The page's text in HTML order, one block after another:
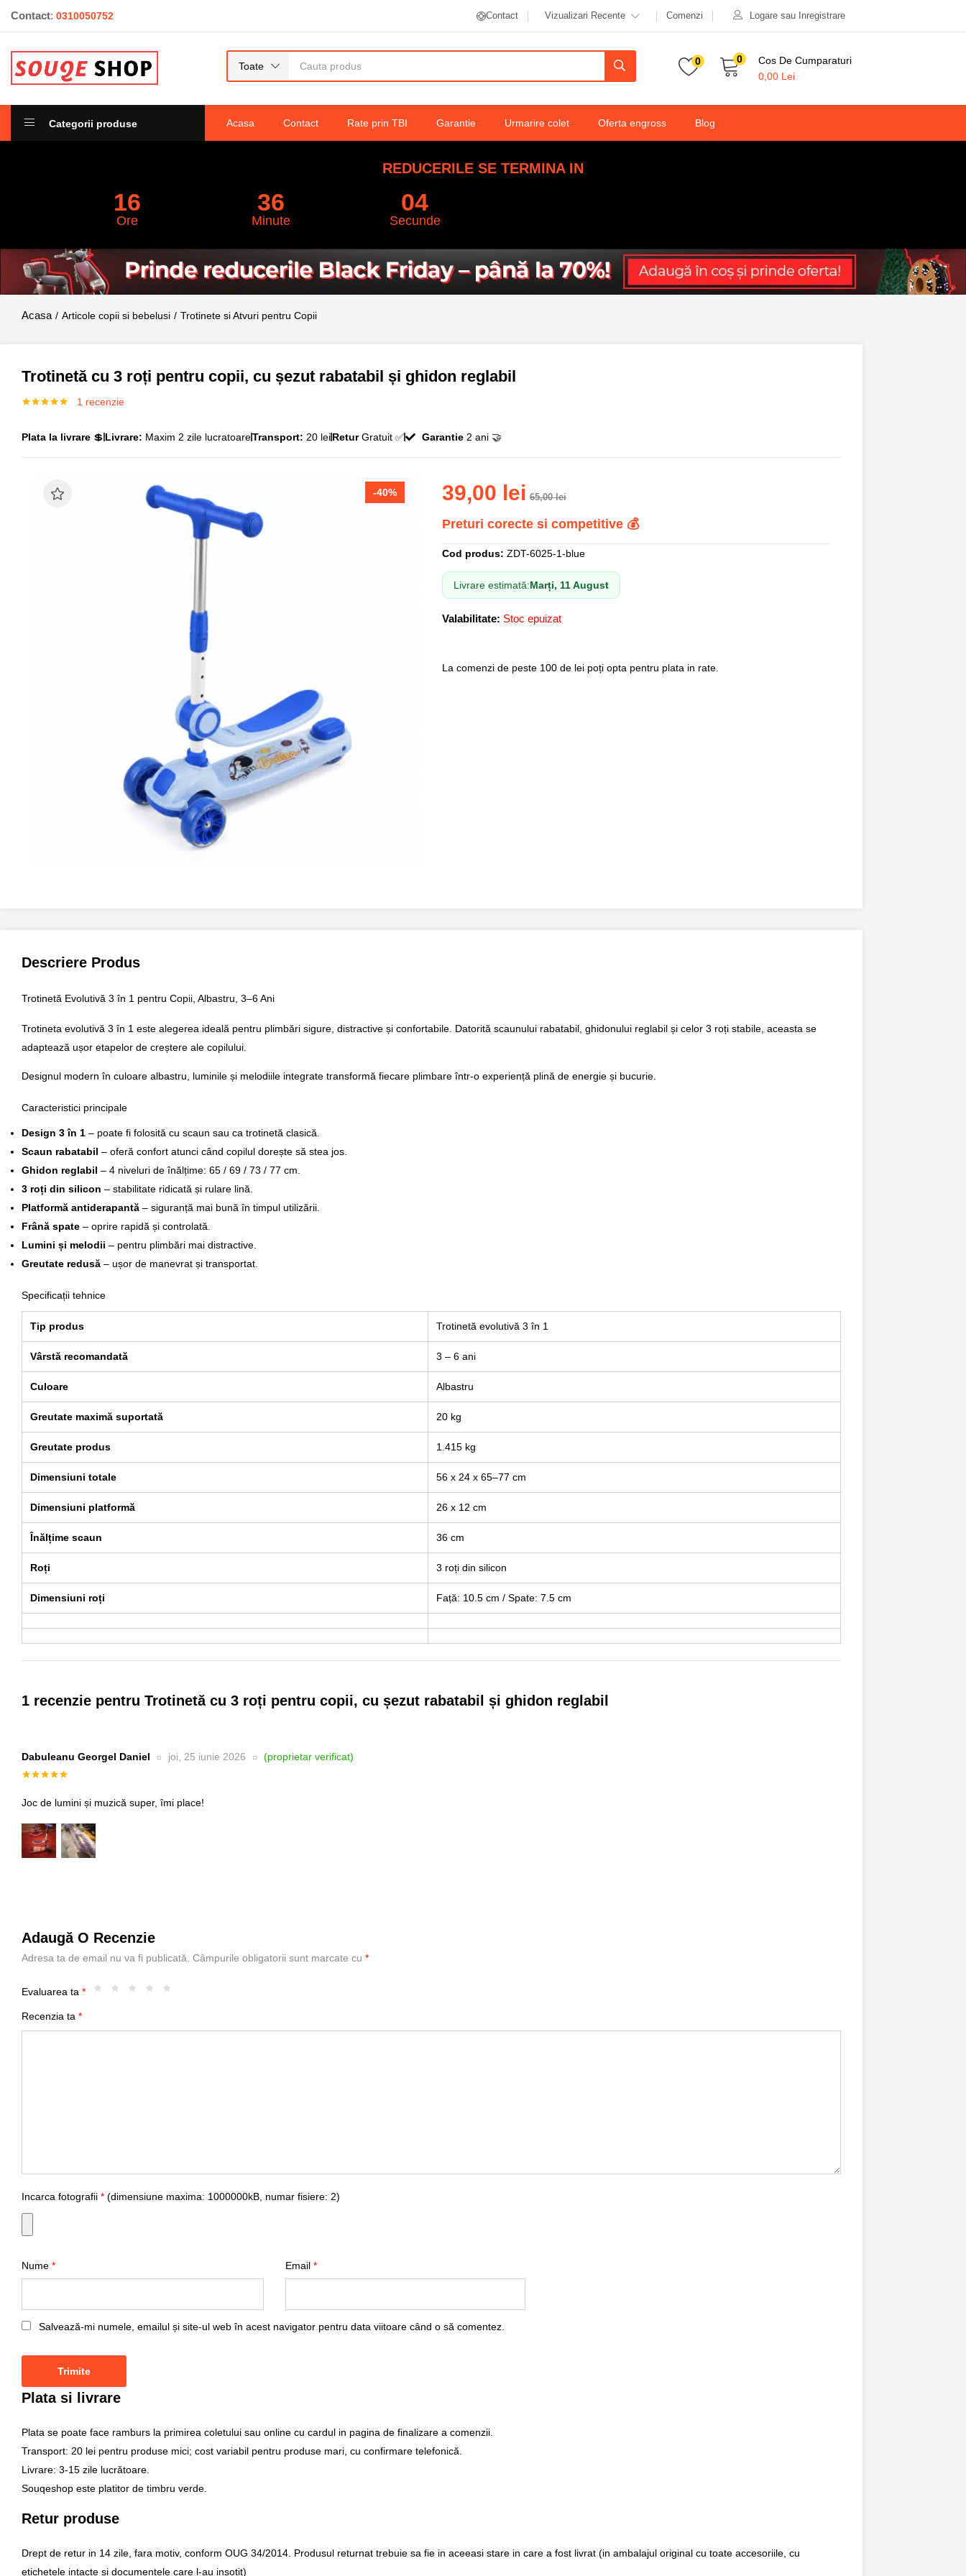
Contact: 0310050752 Contact Vizualizari Recente Comenzi Logare sau Inregistrare
Toate 0 0
Cos De Cumparaturi
0,00 Lei
Categorii produse Acasa Contact Rate prin TBI Garantie Urmarire colet Oferta engross Blog
REDUCERILE SE TERMINA IN
16
Ore
36
Minute
03
Secunde
Trotinetă cu 3 roți pentru copii, cu șezut rabatabil și ghidon reglabil
Evaluat la
5.00din 5
pe baza unei
singure
39,00
Valabilitate:Stoc epuizat
Articole copii si bebelusi Trotinete si Atvuri pentru Copii
Trotinetă cu 3 roți pentru copii, cu șezut rabatabil și ghidon reglabil
pe baza unei
1 recenzie
Plata la livrare 💲 Livrare: Maxim 2 zile lucratoareTransport: 20 leiReturGratuit ✅ Garantie2 ani 🤝
-40% 39,00 lei 65,00lei
Preturi corecte si competitive 💰
Cod produs: ZDT-6025-1-blue
Livrare estimată:Marți, 11 August
Valabilitate: Stoc epuizat
La comenzi de peste 100 de lei poți opta pentru plata in rate.
Descriere Produs
Trotinetă Evolutivă 3 în 1 pentru Copii, Albastru, 3–6 Ani
Trotineta evolutivă 3 în 1 este alegerea ideală pentru plimbări sigure, distractive și confortabile. Datorită scaunului rabatabil, ghidonului reglabil și celor 3 roți stabile, aceasta se
adaptează ușor etapelor de creștere ale copilului.
Designul modern în culoare albastru, luminile și melodiile integrate transformă fiecare plimbare într-o experiență plină de energie și bucurie.
Caracteristici principale
Design 3 în 1 – poate fi folosită cu scaun sau ca trotinetă clasică.
Scaun rabatabil – oferă confort atunci când copilul dorește să stea jos.
Ghidon reglabil – 4 niveluri de înălțime: 65 / 69 / 73 / 77 cm.
3 roți din silicon – stabilitate ridicată și rulare lină.
Platformă antiderapantă – siguranță mai bună în timpul utilizării.
Frână spate – oprire rapidă și controlată.
Lumini și melodii – pentru plimbări mai distractive.
Greutate redusă – ușor de manevrat și transportat.
Specificații tehnice
Tip produs Trotinetă evolutivă 3 în 1
Vârstă recomandată 3 – 6 ani
Culoare Albastru
Greutate maximă suportată 20 kg
Greutate produs 1.415 kg
Dimensiuni totale 56 x 24 x 65–77 cm
Dimensiuni platformă 26 x 12 cm
Înălțime scaun 36 cm
Roți 3 roți din silicon
Dimensiuni roți Față: 10.5 cm / Spate: 7.5 cm
1 recenzie pentru Trotinetă cu 3 roți pentru copii, cu șezut rabatabil și ghidon reglabil
din 5
Dabuleanu Georgel Daniel (proprietar verificat)
joi, 25 iunie 2026
Joc de lumini și muzică super, îmi place!
Adaugă O Recenzie
Adresa ta de email nu va fi publicată. Câmpurile obligatorii sunt marcate cu *
Evaluarea ta *
Recenzia ta *
Incarca fotografii * (dimensiune maxima: 1000000kB, numar fisiere: 2)
Nume * Email *
Salvează-mi numele, emailul și site-ul web în acest navigator pentru data viitoare când o să comentez.
Plata si livrare
Plata se poate face ramburs la primirea coletului sau online cu cardul in pagina de finalizare a comenzii.
Transport: 20 lei pentru produse mici; cost variabil pentru produse mari, cu confirmare telefonică.
Livrare: 3-15 zile lucrătoare.
Souqeshop este platitor de timbru verde.
Retur produse
Drept de retur in 14 zile, fara motiv, conform OUG 34/2014. Produsul returnat trebuie sa fie in aceeasi stare in care a fost livrat (in ambalajul original cu toate accesoriile, cu
etichetele intacte si documentele care l-au insotit)